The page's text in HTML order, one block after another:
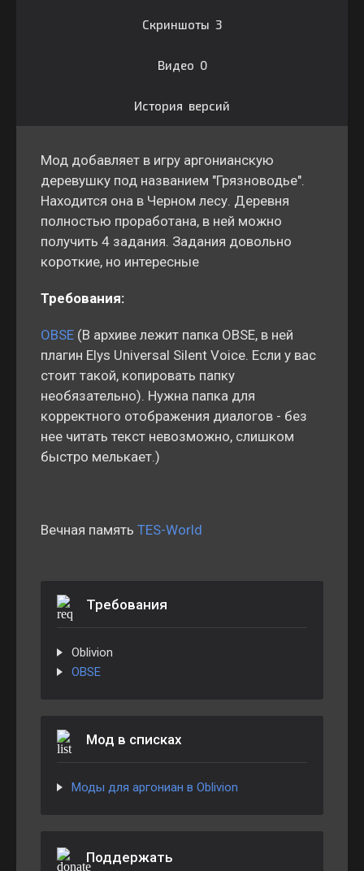
Скриншоты 3
Видео 0
История версий
Мод добавляет в игру аргонианскую
деревушку под названием "Грязноводье".
Находится она в Черном лесу. Деревня
полностью проработана, в ней можно
получить 4 задания. Задания довольно
короткие, но интересные
Требования:
OBSE (В архиве лежит папка OBSE, в ней
плагин Elys Universal Silent Voice. Если у вас
стоит такой, копировать папку
необязательно). Нужна папка для
корректного отображения диалогов - без
нее читать текст невозможно, слишком
быстро мелькает.)
Вечная память TES-World
Требования
Oblivion
​​​​​​​OBSE
Мод в списках
Моды для аргониан в Oblivion
Поддержать